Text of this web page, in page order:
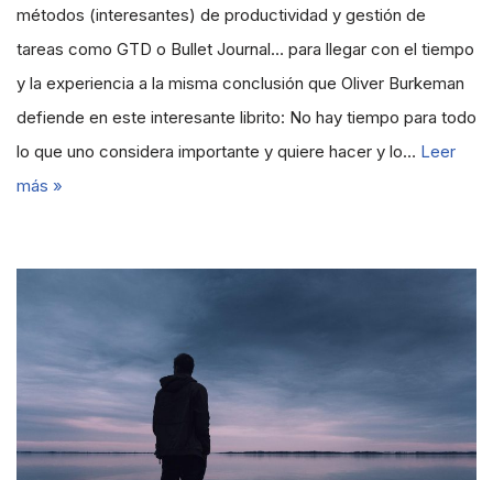
métodos (interesantes) de productividad y gestión de
tareas como GTD o Bullet Journal… para llegar con el tiempo
y la experiencia a la misma conclusión que Oliver Burkeman
defiende en este interesante librito: No hay tiempo para todo
lo que uno considera importante y quiere hacer y lo… Leer
más »